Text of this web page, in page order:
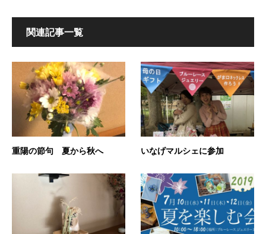
関連記事一覧
重陽の節句 夏から秋へ いなげマルシェに参加